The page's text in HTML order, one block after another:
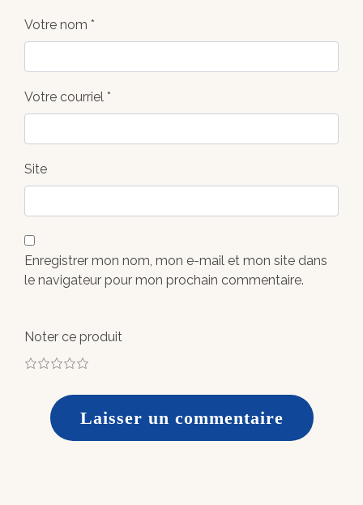
Votre nom *
Votre courriel *
Site
Enregistrer mon nom, mon e-mail et mon site dans
le navigateur pour mon prochain commentaire.
Noter ce produit
5
4
3
2